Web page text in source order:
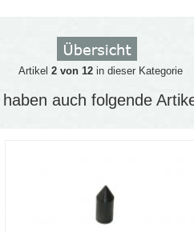
Artikel 2 von 12in dieser Kategorie
auch folgende